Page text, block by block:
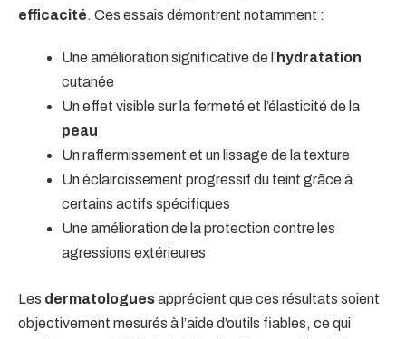
efficacité. Ces essais démontrent notamment :
Une amélioration significative de l’hydratation
cutanée
Un effet visible sur la fermeté et l’élasticité de la
peau
Un raffermissement et un lissage de la texture
Un éclaircissement progressif du teint grâce à
certains actifs spécifiques
Une amélioration de la protection contre les
agressions extérieures
Les dermatologuesapprécient que ces résultats soient
objectivement mesurés à l’aide d’outils fiables, ce qui